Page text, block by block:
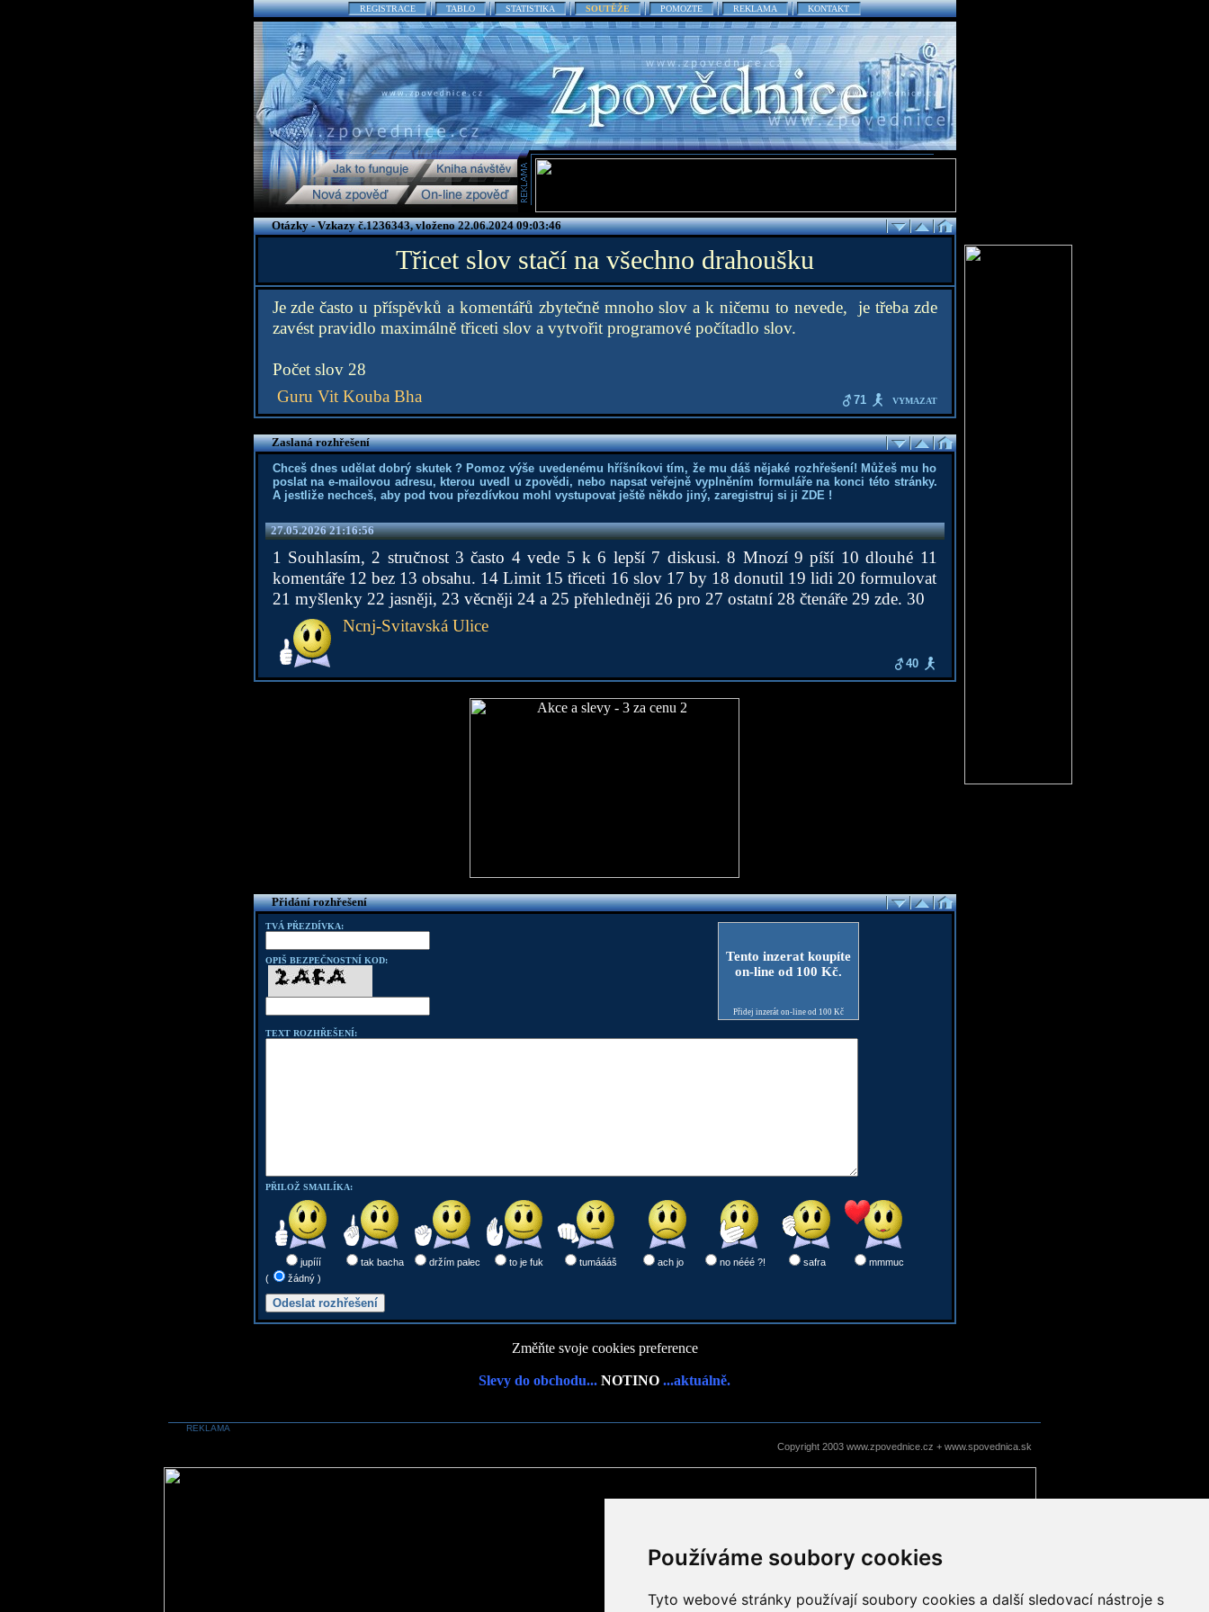
Používáme soubory cookies
Tyto webové stránky používají soubory cookies a další sledovací nástroje s
REGISTRACE TABLO STATISTIKA SOUTĚŽE POMOZTE REKLAMA KONTAKT
Otázky - Vzkazy č.1236343, vloženo 22.06.2024 09:03:46
Třicet slov stačí na všechno drahoušku
Je zde často u příspěvků a komentářů zbytečně mnoho slov a k ničemu to nevede, je třeba zde
zavést pravidlo maximálně třiceti slov a vytvořit programové počítadlo slov.
Počet slov 28
Guru Vit Kouba Bha
71 VYMAZAT
Zaslaná rozhřešení
Chceš dnes udělat dobrý skutek ? Pomoz výše uvedenému hříšníkovi tím, že mu dáš nějaké rozhřešení! Můžeš mu ho
poslat na e-mailovou adresu, kterou uvedl u zpovědi, nebo napsat veřejně vyplněním formuláře na konci této stránky.
A jestliže nechceš, aby pod tvou přezdívkou mohl vystupovat ještě někdo jiný, zaregistruj si ji ZDE!
27.05.2026 21:16:56
1 Souhlasím, 2 stručnost 3 často 4 vede 5 k 6 lepší 7 diskusi. 8 Mnozí 9 píší 10 dlouhé 11
komentáře 12 bez 13 obsahu. 14 Limit 15 třiceti 16 slov 17 by 18 donutil 19 lidi 20 formulovat
21 myšlenky 22 jasněji, 23 věcněji 24 a 25 přehledněji 26 pro 27 ostatní 28 čtenáře 29 zde. 30
Ncnj-Svitavská Ulice
40
Přidání rozhřešení
TVÁ PŘEZDÍVKA:
OPIŠ BEZPEČNOSTNÍ KOD:
Tento inzerat koupíte
on-line od 100 Kč.
Přidej inzerát on-line od 100 Kč
TEXT ROZHŘEŠENÍ:
PŘILOŽ SMAILÍKA:
jupííí tak bacha držím palec to je fuk tumáááš ach jo no nééé ?! safra
mmmuc
(
žádný )
Změňte svoje cookies preference
Slevy do obchodu... NOTINO ...aktuálně.
REKLAMA
Copyright 2003 www.zpovednice.cz + www.spovednica.sk